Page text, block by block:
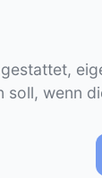
soll, wenn